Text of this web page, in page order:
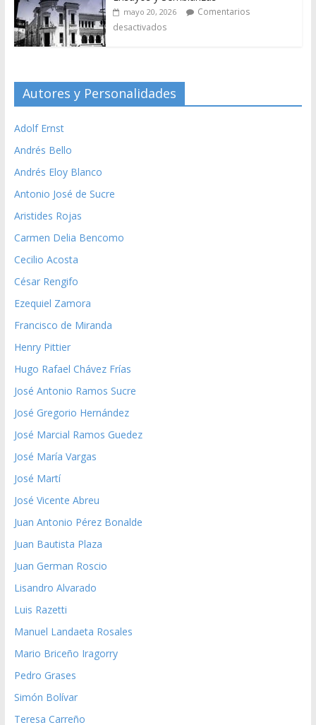
mayo 20, 2026
Comentarios
desactivados
Autores y Personalidades
Adolf Ernst
Andrés Bello
Andrés Eloy Blanco
Antonio José de Sucre
Aristides Rojas
Carmen Delia Bencomo
Cecilio Acosta
César Rengifo
Ezequiel Zamora
Francisco de Miranda
Henry Pittier
Hugo Rafael Chávez Frías
José Antonio Ramos Sucre
José Gregorio Hernández
José Marcial Ramos Guedez
José María Vargas
José Martí
José Vicente Abreu
Juan Antonio Pérez Bonalde
Juan Bautista Plaza
Juan German Roscio
Lisandro Alvarado
Luis Razetti
Manuel Landaeta Rosales
Mario Briceño Iragorry
Pedro Grases
Simón Bolívar
Teresa Carreño